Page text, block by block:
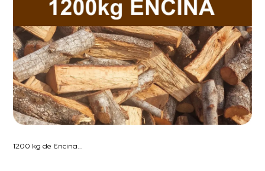
1200 kg de Encina...